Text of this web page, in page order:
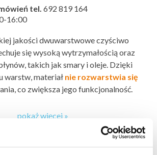
tel. 692 819 164
16:00
jakości dwuwarstwowe czyściwo
się wysoką wytrzymałością oraz
takich jak smary i oleje. Dzięki
warstw, materiał nie rozwarstwia się
co zwiększa jego funkcjonalność.
pokaż więcej »